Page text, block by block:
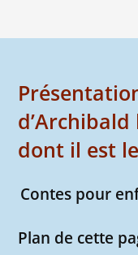
dont il est
Contes pour
Plan de cette